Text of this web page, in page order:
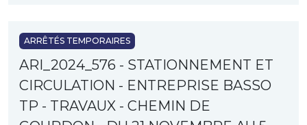
ARRÊTÉS TEMPORAIRES
ARI_2024_576 - STATIONNEMENT ET
CIRCULATION - ENTREPRISE BASSO
TP - TRAVAUX - CHEMIN DE